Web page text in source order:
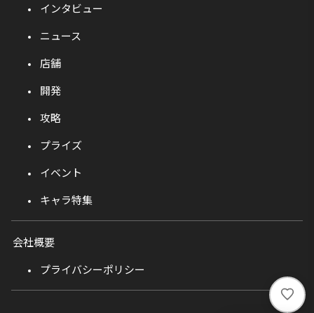
い
い
インタビュー
ニュース
店舗
開発
攻略
プライズ
イベント
キャラ特集
会社概要
プライバシーポリシー